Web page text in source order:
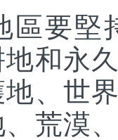
要堅
和永
、世
荒漠